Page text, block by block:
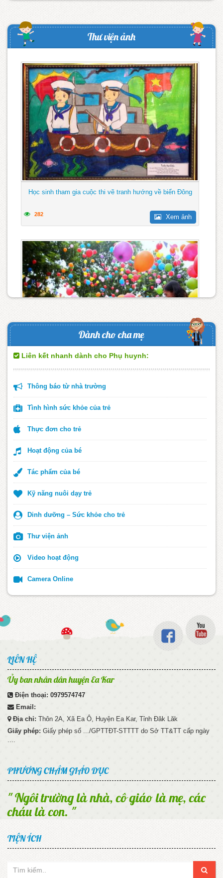
Thư viện ảnh
Học sinh tham gia cuộc thi vẽ tranh hướng về biển Đông
282 Xem ảnh
Lễ Khai giảng năm học mới đảm bảo ngắn gọn, vui...
Dạy trẻ thói quen đọc sách mỗi ngày
277
Cuộc thi làm bánh tặng mẹ
Dành cho cha mẹ
Liên kết nhanh dành cho Phụ huynh:
Thông báo từ nhà trường
Tình hình sức khỏe của trẻ
Thực đơn cho trẻ
Hoạt động của bé
Tác phẩm của bé
Kỹ năng nuôi dạy trẻ
Dinh dưỡng – Sức khỏe cho trẻ
Thư viện ảnh
Video hoạt động
Camera Online
LIÊN HỆ
Ủy ban nhân dân huyện Ea Kar
Điện thoại: 0979574747
Email:
Địa chỉ: Thôn 2A, Xã Ea Ô, Huyện Ea Kar, Tỉnh Đăk Lăk
Giấy phép: Giấy phép số .../GPTTĐT-STTTT do Sở TT&TT cấp ngày
PHƯƠNG CHÂM GIÁO DỤC
" Ngôi trường là nhà, cô giáo là mẹ, các
cháu là con. "
TIỆN ÍCH